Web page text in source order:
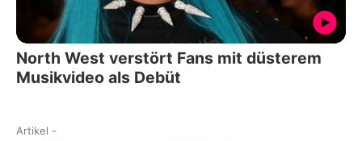
North West verstört Fans mit düsterem
Musikvideo als Debüt
Artikel -